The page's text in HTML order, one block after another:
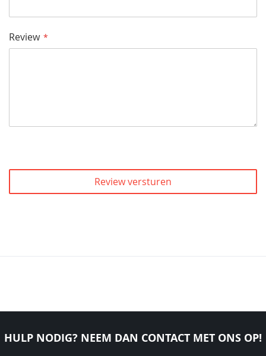
Review
Review versturen
HULP NODIG? NEEM DAN CONTACT MET ONS OP!